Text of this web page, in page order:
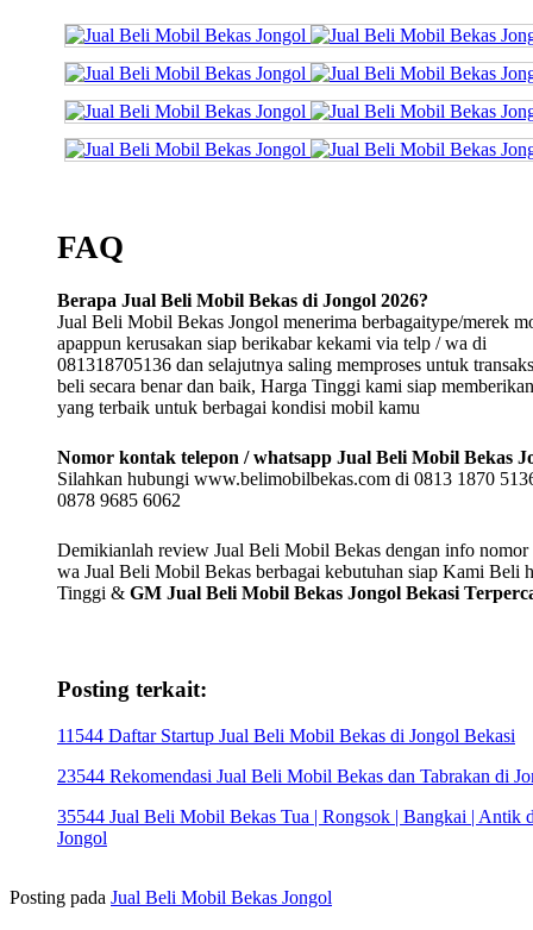
FAQ
Berapa Jual Beli Mobil Bekas di Jongol 2026?
Jual Beli Mobil Bekas Jongol menerima berbagaitype/merek
apappun kerusakan siap berikabar kekami via telp / wa di
081318705136 dan selajutnya saling memproses untuk
beli secara benar dan baik, Harga Tinggi kami siap memberikan
yang terbaik untuk berbagai kondisi mobil kamu
Nomor kontak telepon / whatsapp Jual Beli Mobil Bekas
Silahkan hubungi www.belimobilbekas.com di 0813 1870
0878 9685 6062
Demikianlah review Jual Beli Mobil Bekas dengan info nomor
wa Jual Beli Mobil Bekas berbagai kebutuhan siap Kami Beli
Tinggi & GM Jual Beli Mobil Bekas Jongol Bekasi
Posting terkait:
11544 Daftar Startup Jual Beli Mobil Bekas di Jongol Bekasi
23544 Rekomendasi Jual Beli Mobil Bekas dan Tabrakan di
35544 Jual Beli Mobil Bekas Tua | Rongsok | Bangkai | Antik
Jongol
Posting pada Jual Beli Mobil Bekas Jongol